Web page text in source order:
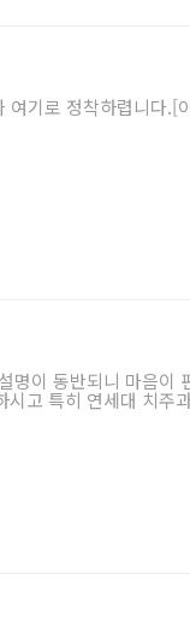
기로 정착하렵니다.[
명이 동반되니 마음이
고 특히 연세대 치주